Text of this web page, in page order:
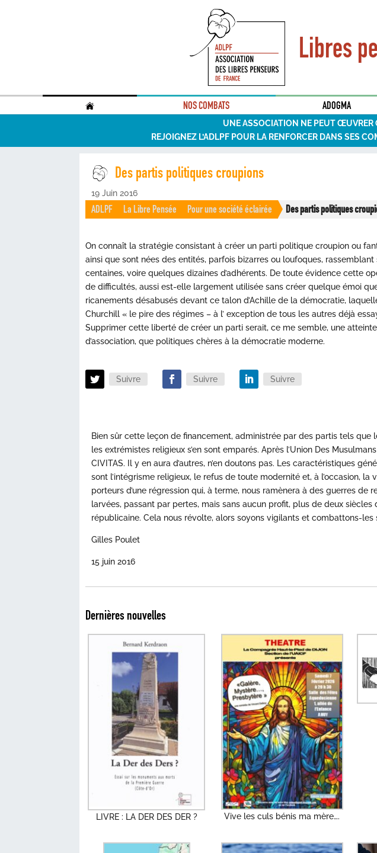
Libres
. NOS COMBATS ADOGMA
UNE ASSOCIATION NE PEUT ŒUVRER
REJOIGNEZ L’ADLPF POUR LA RENFORCER DANS SES
Des partis politiques croupions
19 Juin 2016
ADLPF La Libre Pensée Pour une société éclairée Des partis politiques
On connaît la stratégie consistant à créer un parti politique croupion ou
ainsi que sont nées des entités, parfois bizarres ou loufoques,
centaines, voire quelques dizaines d’adhérents. De toute évidence cette
de difficultés, aussi est-elle largement utilisée sans créer quelque émoi
ricanements désabusés devant ce talon d’Achille de la démocratie,
Churchill « le pire des régimes – à l’ exception de tous les autres déjà
Supprimer cette liberté de créer un parti serait, ce me semble, une
d’association, que politiques chères à la démocratie moderne.
Suivre Suivre Suivre
Bien sûr cette leçon de financement, administrée par des partis tels que
les extrémistes religieux s’en sont emparés. Après l’Union Des
CIVITAS. Il y en aura d’autres, n’en doutons pas. Les caractéristiques
sont l’intégrisme religieux, le refus de toute modernité et, à l’occasion, la
porteurs d’une régression qui, à terme, nous ramènera à des guerres de
larvées, passant par pertes, mais sans aucun profit, plus de deux siècles
républicaine. Cela nous révolte, alors soyons vigilants et combattons-les
Gilles Poulet
15 juin 2016
Dernières nouvelles
LIVRE : LA DER DES DER ? Vive les culs bénis ma mère….